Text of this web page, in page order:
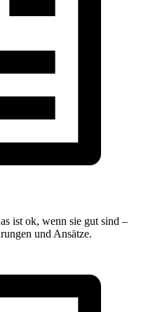
ist ok, wenn sie gut sind –
und Ansätze.